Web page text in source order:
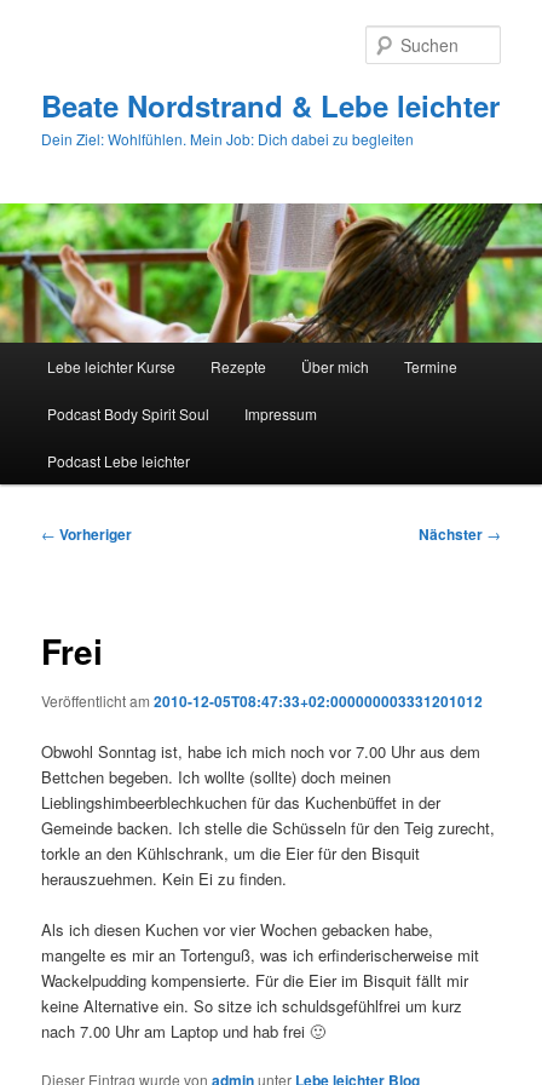
Beate Nordstrand & Lebe leichter
Dein Ziel: Wohlfühlen. Mein Job: Dich dabei zu begleiten
Lebe leichter Kurse Rezepte Über mich Termine
Podcast Body Spirit Soul Impressum
Podcast Lebe leichter
Beitragsnavigation
← Vorheriger Nächster →
Frei
Veröffentlicht am2010-12-05T08:47:33+02:000000003331201012
Obwohl Sonntag ist, habe ich mich noch vor 7.00 Uhr aus dem
Bettchen begeben. Ich wollte (sollte) doch meinen
Lieblingshimbeerblechkuchen für das Kuchenbüffet in der
Gemeinde backen. Ich stelle die Schüsseln für den Teig zurecht,
torkle an den Kühlschrank, um die Eier für den Bisquit
herauszuehmen. Kein Ei zu finden.
Als ich diesen Kuchen vor vier Wochen gebacken habe,
mangelte es mir an Tortenguß, was ich erfinderischerweise mit
Wackelpudding kompensierte. Für die Eier im Bisquit fällt mir
keine Alternative ein. So sitze ich schuldsgefühlfrei um kurz
nach 7.00 Uhr am Laptop und hab frei 🙂
Dieser Eintrag wurde vonadminunter Lebe leichter Blog